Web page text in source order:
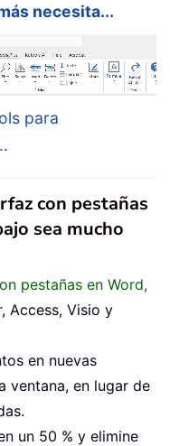
necesita...
para
con pestañas
sea mucho
pestañas en Word,
Access, Visio y
en nuevas
ventana, en lugar de
un 50 % y elimine